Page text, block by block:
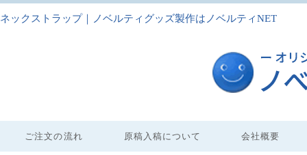
ネックストラップ｜ノベルティグッズ製作はノベルティNET
ご注文の流れ 原稿入稿について 会社概要